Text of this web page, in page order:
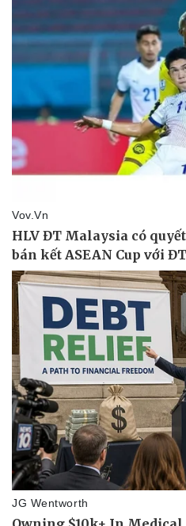
Dinh dưỡng - món ngon
Cây thuốc
Sản phụ khoa
Nhi khoa
Nam khoa
Làm đẹp - giảm cân
Ăn sạch sống khỏe